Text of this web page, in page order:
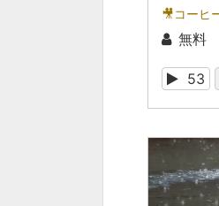
🎥コーヒ
無料
53